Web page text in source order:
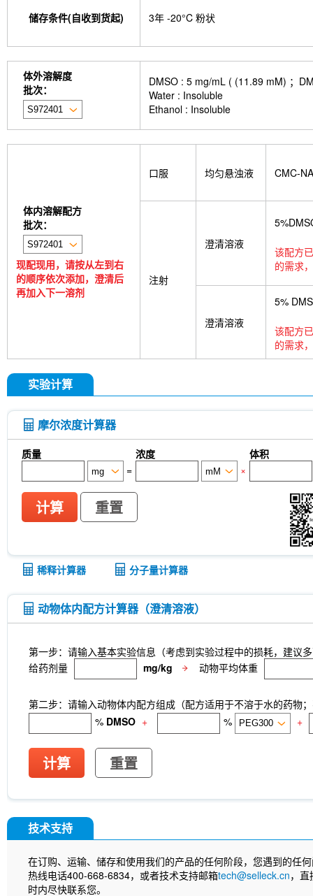
储存条件(自收到货起) 3年 -20°C 粉状
体外溶解度
批次：
DMSO : 5 mg/mL ( (11.89 mM) ；
Water : Insoluble
Ethanol : Insoluble
体内溶解配方
批次：
现配现用，请按从左到右
的顺序依次添加，澄清后
再加入下一溶剂
口服 均匀悬浊液 CMC-NA
注射
澄清溶液
该配方
的需求
澄清溶液
5%
该配方
的需求
实验计算
摩尔浓度计算器
质量 浓度
体积
=
×
计算 重置
稀释计算器 分子量计算器
动物体内配方计算器（澄清溶液）
第一步：请输入基本实验信息（考虑到实验过程中的损耗，建议
给药剂量
mg/kg 动物平均体重
第二步：请输入动物体内配方组成（配方适用于不溶于水的药物
% DMSO + % +
计算 重置
技术支持
在订购、运输、储存和使用我们的产品的任何阶段，您遇到的任
热线电话400-668-6834，或者技术支持邮箱tech@selleck.cn，
时内尽快联系您。